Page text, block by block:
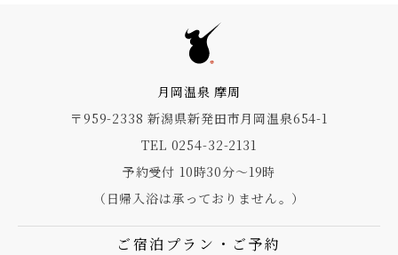
月岡温泉 摩周
〒959-2338 新潟県新発田市月岡温泉654-1
TEL 0254-32-2131
予約受付 10時30分～19時
（日帰入浴は承っておりません。）
ご宿泊プラン・ご予約